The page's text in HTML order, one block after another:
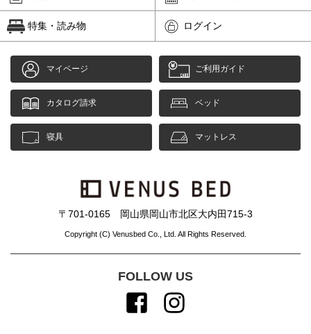
特集・読み物 ログイン
マイページ ご利用ガイド
カタログ請求 ベッド
寝具 マットレス
〒701-0165 岡山県岡山市北区大内田715-3
Copyright (C) Venusbed Co., Ltd. All Rights Reserved.
FOLLOW US